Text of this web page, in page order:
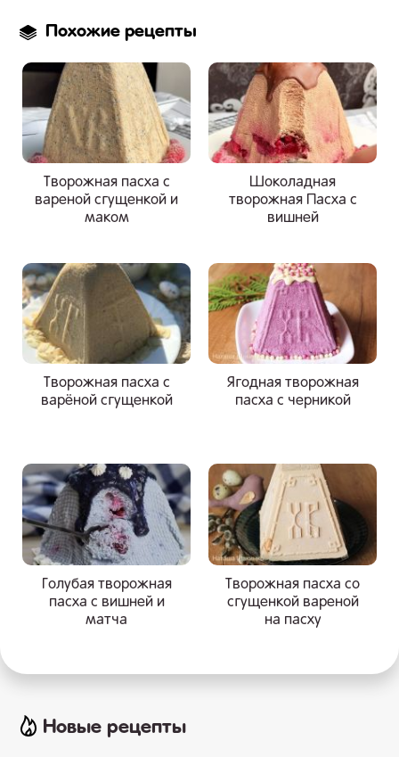
Похожие рецепты
Творожная пасха с
вареной сгущенкой и
маком
Шоколадная
творожная Пасха с
вишней
Творожная пасха с
варёной сгущенкой
Ягодная творожная
пасха с черникой
Голубая творожная
пасха с вишней и
матча
Творожная пасха со
сгущенкой вареной
на пасху
Новые рецепты